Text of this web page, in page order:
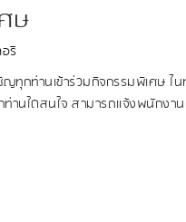
ษ
รี
ญทุกท่านเข้าร่วมกิจกรรมพิเศษ ไ
านใดสนใจ สามารถแจ้งพนักงาน